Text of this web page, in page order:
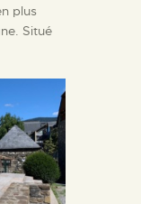
plus
Situé